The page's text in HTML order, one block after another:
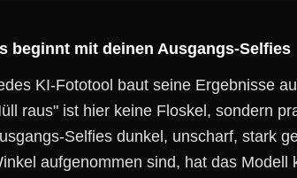
beginnt mit deinen Ausgangs-Selfies
KI-Fototool baut seine Ergebnisse
raus" ist hier keine Floskel, sondern
Selfies dunkel, unscharf, stark
aufgenommen sind, hat das